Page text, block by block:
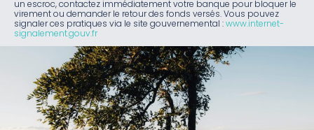
un escroc, contactez immédiatement votre banque pour bloquer le
virement ou demander le retour des fonds versés. Vous pouvez
signaler ces pratiques via le site gouvernemental : www.internet-
signalement.gouv.fr